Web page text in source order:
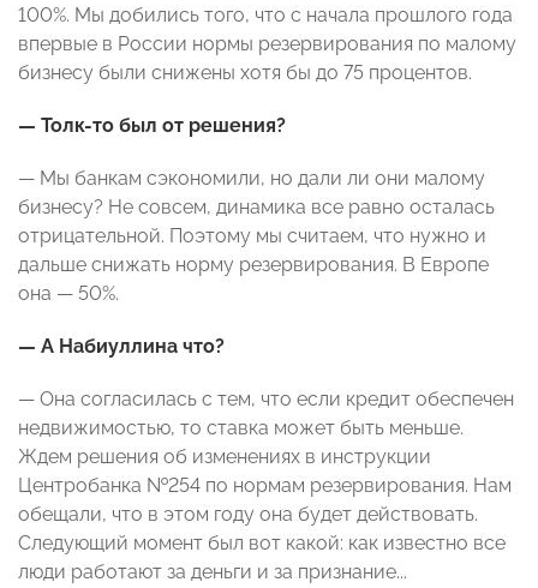
100%. Мы добились того, что с начала прошлого года
впервые в России нормы резервирования по малому
бизнесу были снижены хотя бы до 75 процентов.
— Толк-то был от решения?
— Мы банкам сэкономили, но дали ли они малому
бизнесу? Не совсем, динамика все равно осталась
отрицательной. Поэтому мы считаем, что нужно и
дальше снижать норму резервирования. В Европе
она — 50%.
— А Набиуллина что?
— Она согласилась с тем, что если кредит обеспечен
недвижимостью, то ставка может быть меньше.
Ждем решения об изменениях в инструкции
Центробанка №254 по нормам резервирования. Нам
обещали, что в этом году она будет действовать.
Следующий момент был вот какой: как известно все
люди работают за деньги и за признание...